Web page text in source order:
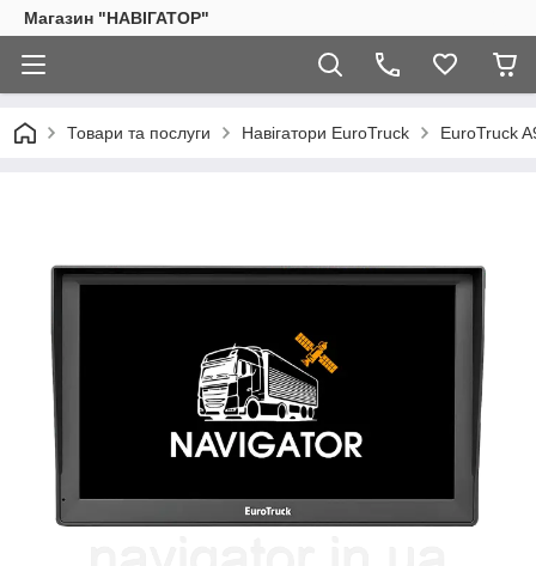
Магазин "НАВІГАТОР"
Товари та послуги Навігатори EuroTruck EuroTruck